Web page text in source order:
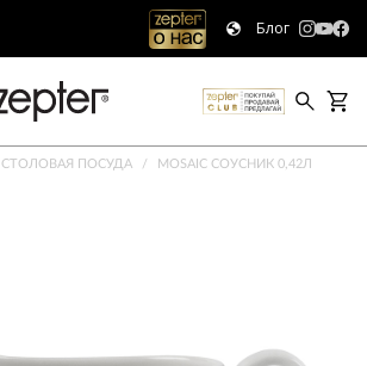
Блог
СТОЛОВАЯ ПОСУДА MOSAIC СОУСНИК 0,42Л